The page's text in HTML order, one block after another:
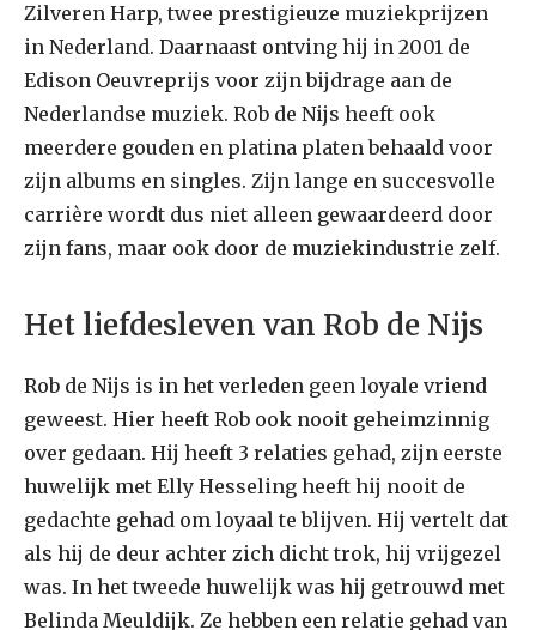
Zilveren Harp, twee prestigieuze muziekprijzen
in Nederland. Daarnaast ontving hij in 2001 de
Edison Oeuvreprijs voor zijn bijdrage aan de
Nederlandse muziek. Rob de Nijs heeft ook
meerdere gouden en platina platen behaald voor
zijn albums en singles. Zijn lange en succesvolle
carrière wordt dus niet alleen gewaardeerd door
zijn fans, maar ook door de muziekindustrie zelf.
Het liefdesleven van Rob de Nijs
Rob de Nijs is in het verleden geen loyale vriend
geweest. Hier heeft Rob ook nooit geheimzinnig
over gedaan. Hij heeft 3 relaties gehad, zijn eerste
huwelijk met Elly Hesseling heeft hij nooit de
gedachte gehad om loyaal te blijven. Hij vertelt dat
als hij de deur achter zich dicht trok, hij vrijgezel
was. In het tweede huwelijk was hij getrouwd met
Belinda Meuldijk. Ze hebben een relatie gehad van